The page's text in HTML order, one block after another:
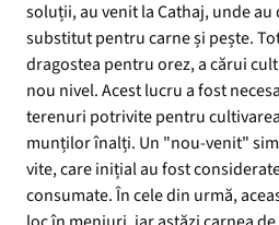
soluții, au venit la Cathaj, unde au
substitut pentru carne și pește.
dragostea pentru orez, a cărui
nou nivel. Acest lucru a fost
terenuri potrivite pentru
munților înalți. Un "nou-venit"
vite, care inițial au fost
consumate. În cele din urmă,